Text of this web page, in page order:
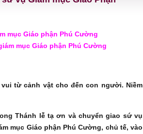
mục Giáo phận Phú Cường
mục Giáo phận Phú Cường
vui từ cảnh vật cho đến con người. Niềm
Thánh lễ tạ ơn và chuyển giao sứ vụ
mục Giáo phận Phú Cường, chủ tế, vào